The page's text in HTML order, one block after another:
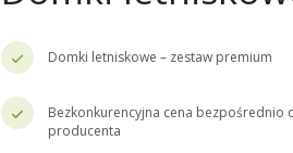
Domki letniskowe – zestaw premium
Bezkonkurencyjna cena bezpośrednio
producenta